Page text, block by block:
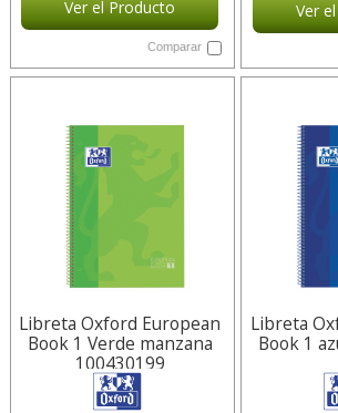
Ver el Producto
Comparar
Ver
Libreta Oxford European
Book 1 Verde manzana
100430199
Libreta
Book 1